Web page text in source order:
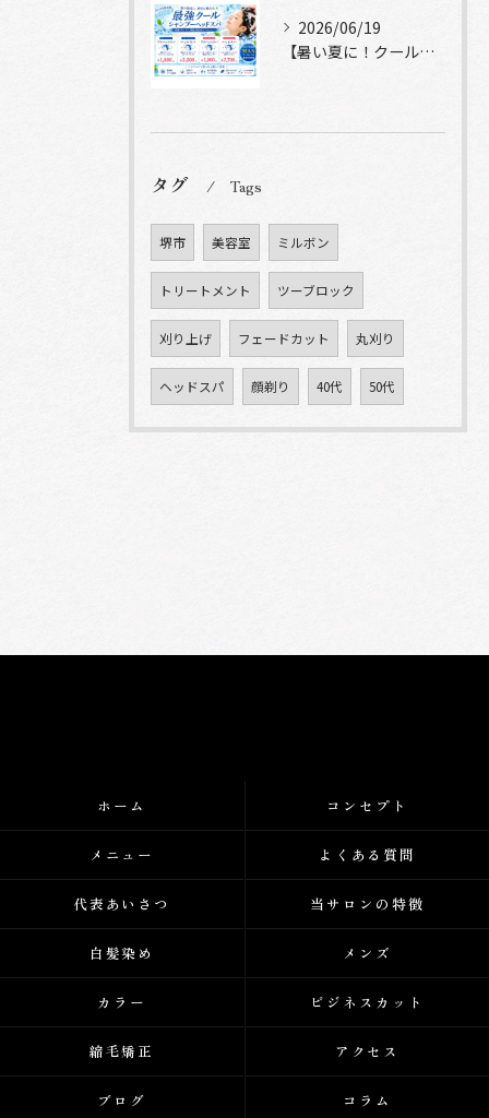
2026/06/19
【暑い夏に！クールシャンプーヘッドスパ】
タグ Tags
堺市 美容室 ミルボン
トリートメント ツーブロック
刈り上げ フェードカット 丸刈り
ヘッドスパ 顔剃り 40代 50代
ホーム コンセプト
メニュー よくある質問
代表あいさつ 当サロンの特徴
白髪染め メンズ
カラー ビジネスカット
縮毛矯正 アクセス
ブログ コラム